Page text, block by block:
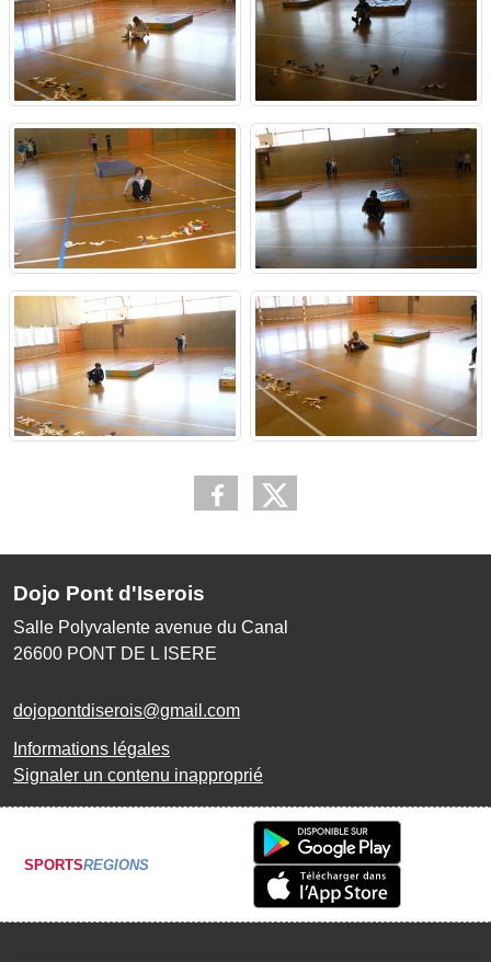
Dojo Pont d'Iserois
Salle Polyvalente avenue du Canal
26600 PONT DE L ISERE
dojopontdiserois@gmail.com
Informations légales
Signaler un contenu inapproprié
SPORTSREGIONS